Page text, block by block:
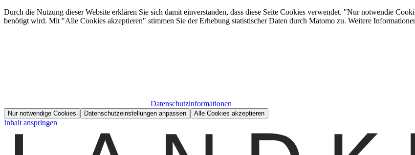
Durch die Nutzung dieser Website erklären Sie sich damit einverstanden, dass diese Seite Cookies verwendet. "Nur notwendie
benötigt wird. Mit "Alle Cookies akzeptieren" stimmen Sie der Erhebung statistischer Daten durch Matomo zu. Weitere
Datenschutzinformationen
Nur notwendige Cookies Datenschutzeinstellungen anpassen Alle Cookies akzeptieren
Inhalt anspringen